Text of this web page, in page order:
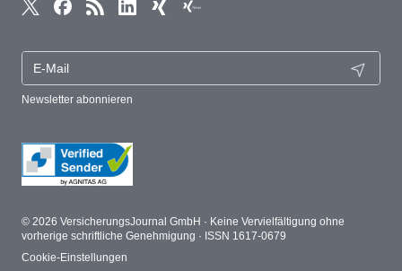
Newsletter abonnieren
© 2026 VersicherungsJournal GmbH · Keine Vervielfältigung ohne
vorherige schriftliche Genehmigung · ISSN 1617-0679
Cookie-Einstellungen